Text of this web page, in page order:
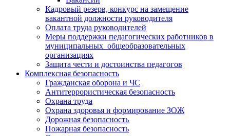
Кадровый резерв, конкурс на замещение
вакантной должности руководителя
Оплата труда руководителей
Меры поддержки педагогических работников в
муниципальных общеобразовательных
организациях
Защита чести и достоинства педагогов
Комплексная безопасность
Гражданская оборона и ЧС
Антитеррористическая безопасность
Охрана труда
Охрана здоровья и формирование ЗОЖ
Дорожная безопасность
Пожарная безопасность